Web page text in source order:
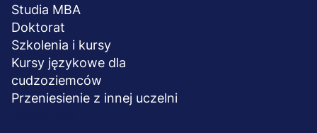
Studia MBA
Doktorat
Szkolenia i kursy
Kursy językowe dla
cudzoziemców
Przeniesienie z innej uczelni